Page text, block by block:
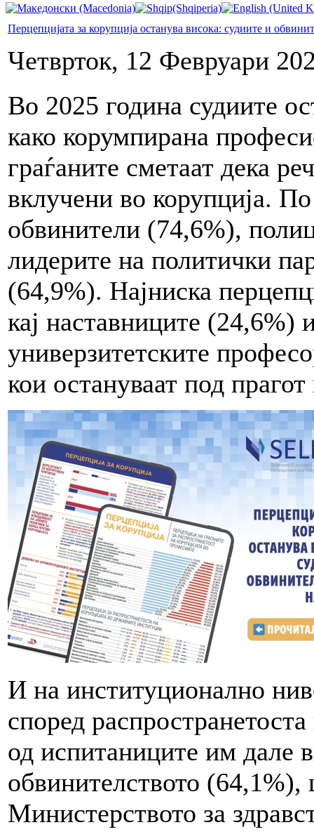
Перцепцијата за корупција останува висока: судиите и
Четврток, 12 Февруари
Во 2025 година судиите
како корумпирана
граѓаните сметаат дека
вклучени во корупција.
обвинители (74,6%),
лидерите на политички
(64,9%). Најниска
кај наставниците (24,6%)
универзитетските
кои остануваат под
И на институционално
според
од испитаниците им дале
обвинителството
Министерството за